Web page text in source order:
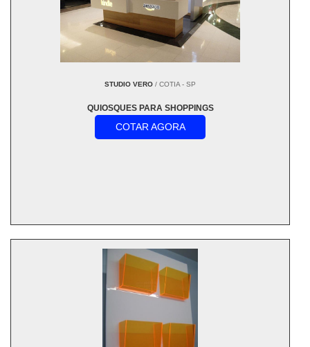
STUDIO VERO / COTIA - SP
QUIOSQUES PARA SHOPPINGS
COTAR AGORA